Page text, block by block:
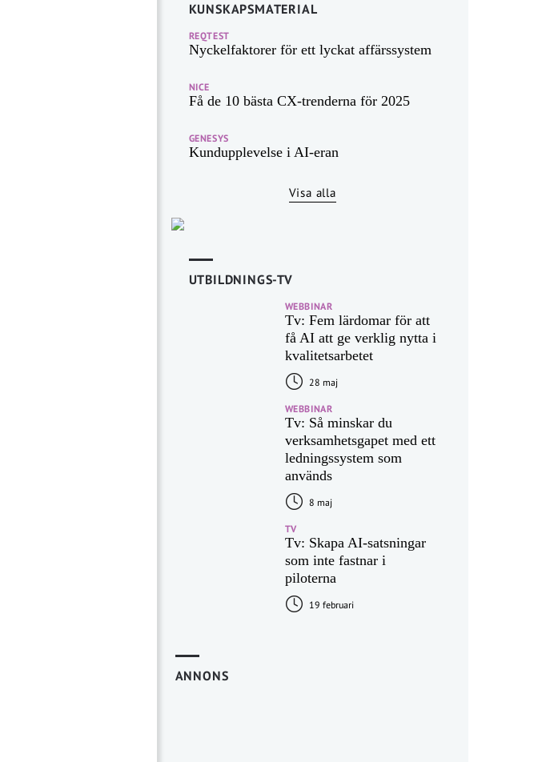
KUNSKAPSMATERIAL
REQTEST
Nyckelfaktorer för ett lyckat affärssystem
NICE
Få de 10 bästa CX-trenderna för 2025
GENESYS
Kundupplevelse i AI-eran
Visa alla
UTBILDNINGS-TV
WEBBINAR
Tv: Fem lärdomar för att
få AI att ge verklig nytta i
kvalitetsarbetet
28 maj
WEBBINAR
Tv: Så minskar du
verksamhetsgapet med ett
ledningssystem som
används
8 maj
TV
Tv: Skapa AI-satsningar
som inte fastnar i
piloterna
19 februari
ANNONS